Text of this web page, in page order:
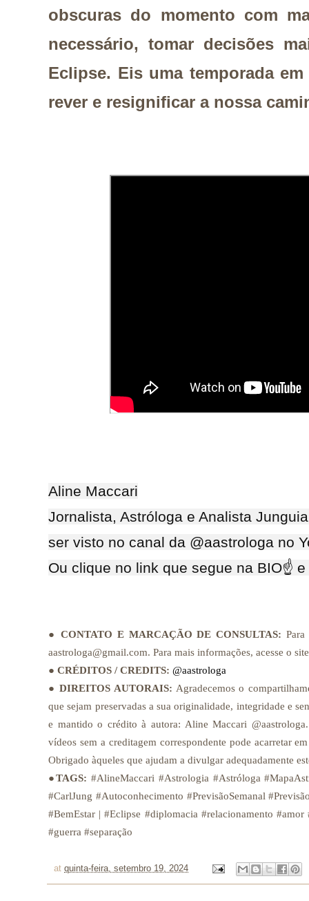
obscuras do momento com
necessário, tomar decisões
Eclipse. Eis uma temporada
rever e resignificar a nossa
Aline Maccari
Jornalista, Astróloga e Analista
ser visto no canal da @aastrologa no
Ou clique no link que segue na BIO☝
● CONTATO E MARCAÇÃO DE CONSULTAS:
aastrologa@gmail.com. Para mais informações, acesse o
● CRÉDITOS / CREDITS: @aastrologa
● DIREITOS AUTORAIS: Agradecemos o
que sejam preservadas a sua originalidade, integridade e
e mantido o crédito à autora: Aline Maccari
vídeos sem a creditagem correspondente pode acarretar
Obrigado àqueles que ajudam a divulgar adequadamente
●TAGS: #AlineMaccari #Astrologia #Astróloga
#CarlJung #Autoconhecimento #PrevisãoSemanal
#BemEstar | #Eclipse #diplomacia #relacionamento
#guerra #separação
at quinta-feira, setembro 19, 2024